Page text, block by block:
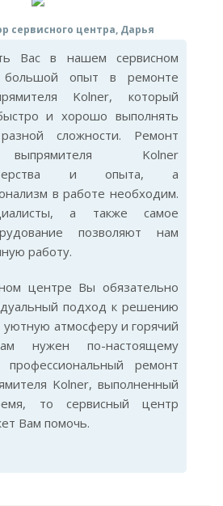
сервисного центра, Дарья
Вас в нашем сервисном
опыт в ремонте
Kolner, который
и хорошо выполнять
сложности. Ремонт
выпрямителя Kolner
и опыта, а
в работе необходим.
а также самое
позволяют нам
работу.
центре Вы обязательно
подход к решению
атмосферу и горячий
нужен по-настоящему
ремонт
Kolner, выполненный
то сервисный центр
Вам помочь.